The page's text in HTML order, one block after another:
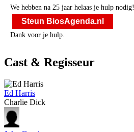
We hebben na 25 jaar helaas je hulp nodig!
Steun BiosAgenda.nl
Dank voor je hulp.
Cast & Regisseur
Ed Harris
Charlie Dick